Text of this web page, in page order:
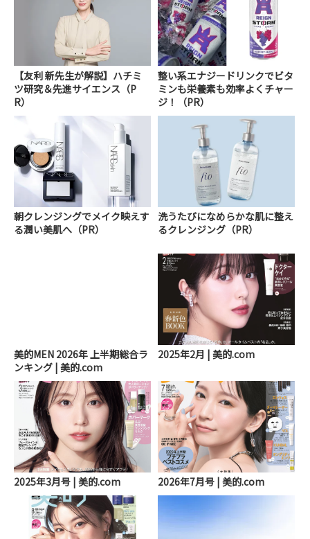
【友利 新先生が解説】ハチミ
ツ研究＆先進サイエンス（P
R）
整い系エナジードリンクでビタ
ミンも栄養素も効率よくチャー
ジ！（PR）
朝クレンジングでメイク映えす
る潤い美肌へ（PR）
洗うたびになめらかな肌に整え
るクレンジング（PR）
美的MEN 2026年 上半期総合ラ
ンキング | 美的.com
2025年2月 | 美的.com
2025年3月号 | 美的.com 2026年7月号 | 美的.com